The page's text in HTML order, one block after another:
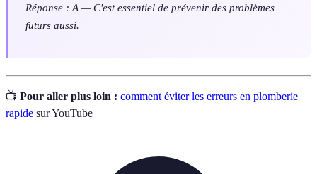
Réponse : A — C'est essentiel de prévenir des problèmes
futurs aussi.
📺 Pour aller plus loin : comment éviter les erreurs en plomberie
rapide sur YouTube